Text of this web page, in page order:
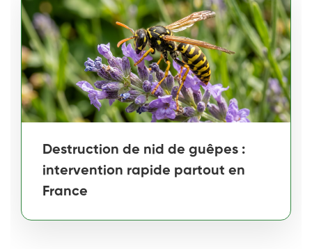
Destruction de nid de guêpes :
intervention rapide partout en
France